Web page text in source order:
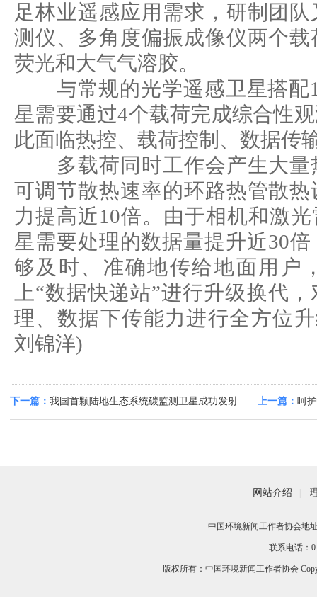
足林业遥感应用需求，研制团
测仪、多角度偏振成像仪两个
荧光和大气气溶胶。
与常规的光学遥感卫星搭配1
星需要通过4个载荷完成综合性
此面临热控、载荷控制、数据传
多载荷同时工作会产生大量
可调节散热速率的环路热管散
力提高近10倍。由于相机和激
星需要处理的数据量提升近30
够及时、准确地传给地面用户
上“数据快递站”进行升级换代
理、数据下传能力进行全方位
刘锦洋)
下一篇： 我国首颗陆地生态系统碳监测卫星成功发射 上一篇： 呵
网站介绍
中国环境新闻工作者协会地
联系电话：
版权所有：中国环境新闻工作者协会